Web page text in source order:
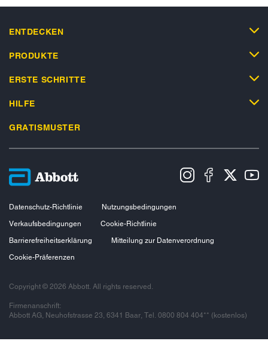
ENTDECKEN
PRODUKTE
ERSTE SCHRITTE
HILFE
GRATISMUSTER
Datenschutz-Richtlinie
Nutzungsbedingungen
Verkaufsbedingungen
Cookie-Richtlinie
Barrierefreiheitserklärung
Mitteilung zur Datenverordnung
Cookie-Präferenzen
Copyright © 2026 Abbott. All rights reserved.
Firmenanschrift:
Abbott AG, Neuhofstrasse 23, 6341 Baar, Tel. 0800 804 404** (kostenlos)